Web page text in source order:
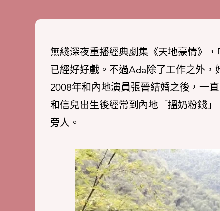
無綫深夜重播經典劇集《天地豪情》
已經好好戲。不過Ada除了工作之外
2008年和內地演員張晉結婚之後，一
和信兒出生後經常到內地「搵奶粉錢
旁人。